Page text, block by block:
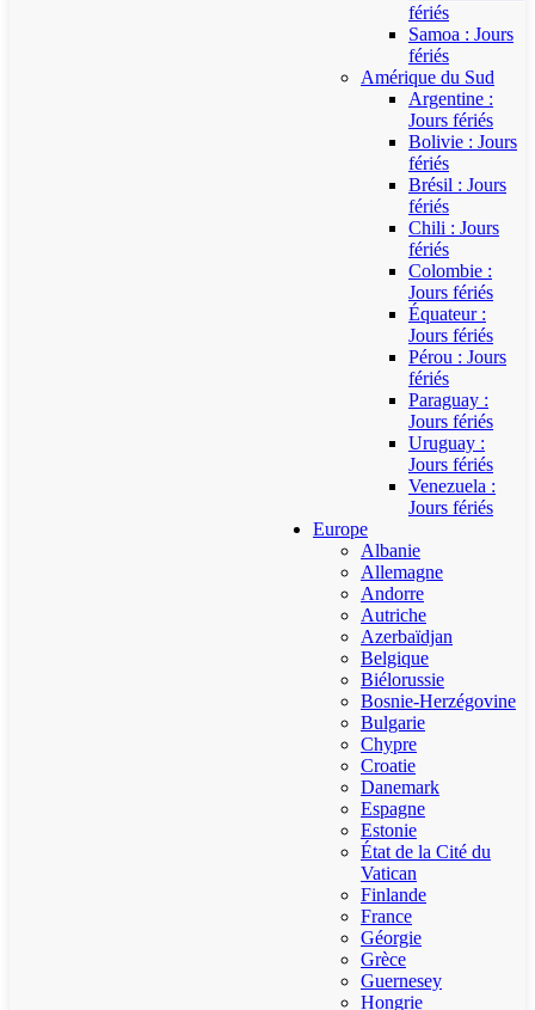
fériés
Samoa : Jours
fériés
Amérique du Sud
Argentine :
Jours fériés
Bolivie : Jours
fériés
Brésil : Jours
fériés
Chili : Jours
fériés
Colombie :
Jours fériés
Équateur :
Jours fériés
Pérou : Jours
fériés
Paraguay :
Jours fériés
Uruguay :
Jours fériés
Venezuela :
Jours fériés
Europe
Albanie
Allemagne
Andorre
Autriche
Azerbaïdjan
Belgique
Biélorussie
Bosnie-Herzégovine
Bulgarie
Chypre
Croatie
Danemark
Espagne
Estonie
État de la Cité du
Vatican
Finlande
France
Géorgie
Grèce
Guernesey
Hongrie